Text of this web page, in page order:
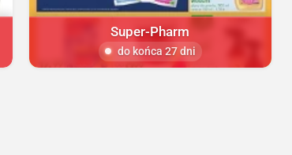
Super-Pharm
do końca 27 dni